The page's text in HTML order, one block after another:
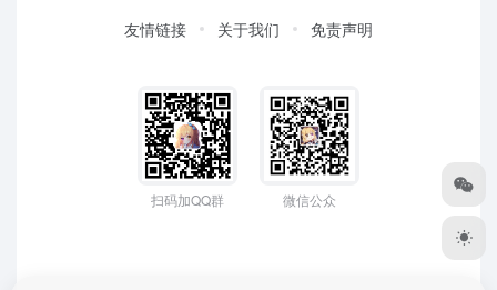
友情链接
关于我们 免责声明
扫码加QQ群 微信公众